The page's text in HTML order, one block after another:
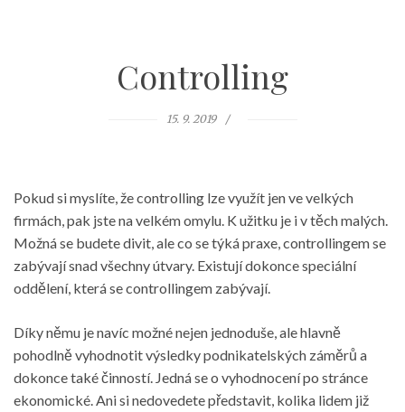
Controlling
15. 9. 2019
Pokud si myslíte, že controlling lze využít jen ve velkých
firmách, pak jste na velkém omylu. K užitku je i v těch malých.
Možná se budete divit, ale co se týká praxe, controllingem se
zabývají snad všechny útvary. Existují dokonce speciální
oddělení, která se controllingem zabývají.
Díky němu je navíc možné nejen jednoduše, ale hlavně
pohodlně vyhodnotit výsledky podnikatelských záměrů a
dokonce také činností. Jedná se o vyhodnocení po stránce
ekonomické. Ani si nedovedete představit, kolika lidem již